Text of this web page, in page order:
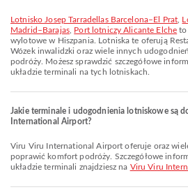
Lotnisko Josep Tarradellas Barcelona–El Prat
Madrid–Barajas, Port lotniczy Alicante Elche to
wylotowe w Hiszpania. Lotniska te oferują
Wózek inwalidzki oraz wiele innych
podróży. Możesz sprawdzić szczegółowe
układzie terminali na tych lotniskach.
Jakie terminale i udogodnienia lotniskowe są
International Airport?
Viru Viru International Airport oferuje oraz wiele innych udogodnień, aby
poprawić komfort podróży. Szczegółowe
układzie terminali znajdziesz na Viru Viru